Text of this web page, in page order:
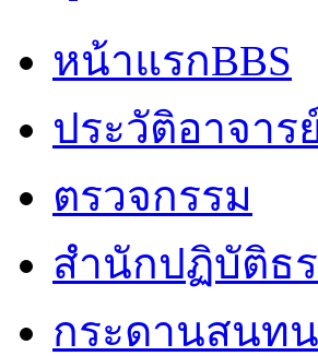
หน้าแรกBBS
ประวัติอาจาร
ตรวจกรรม
สำนักปฏิบัติธ
กระดานสนท